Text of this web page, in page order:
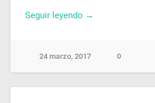
Seguir leyendo →
24 marzo, 2017 0